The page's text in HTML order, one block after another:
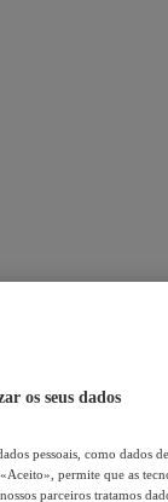
os seus dados
pessoais, como dados
permite que as
parceiros tratamos